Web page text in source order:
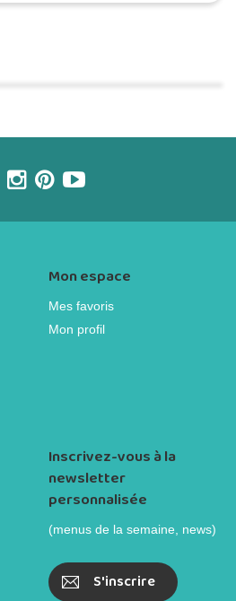
Mon espace
Mes favoris
Mon profil
Inscrivez-vous à la
newsletter
personnalisée
(menus de la semaine, news)
S'inscrire